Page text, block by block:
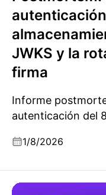
JWKS y la
firma
Informe
autenticación del
1/8/2026
Actualizaciones de